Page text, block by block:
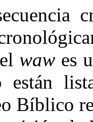
wawes
están
Bíblico